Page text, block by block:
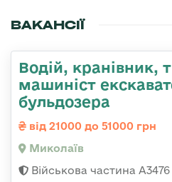
ВАКАНСІЇ
Водій, кранівник,
машиніст
бульдозера
від 21000 до 51000 грн
Миколаїв
Військова частина А3476